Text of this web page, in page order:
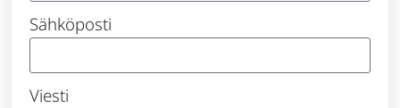
Sähköposti
Viesti